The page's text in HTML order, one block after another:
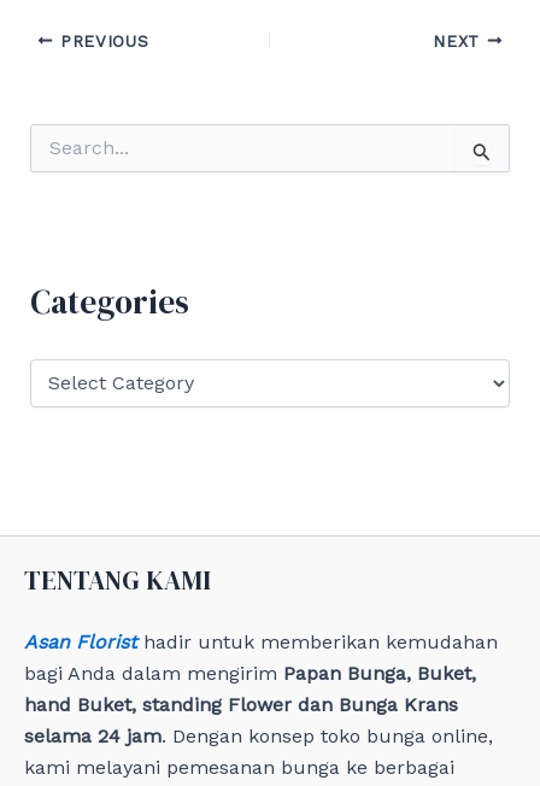
Post
PREVIOUS NEXT
o
Categories
i
s
TENTANG KAMI
Asan Floristhadir untuk memberikan kemudahan
bagi Anda dalam mengirim Papan Bunga, Buket,
hand Buket, standing Flower dan Bunga Krans
selama 24 jam. Dengan konsep toko bunga online,
kami melayani pemesanan bunga ke berbagai